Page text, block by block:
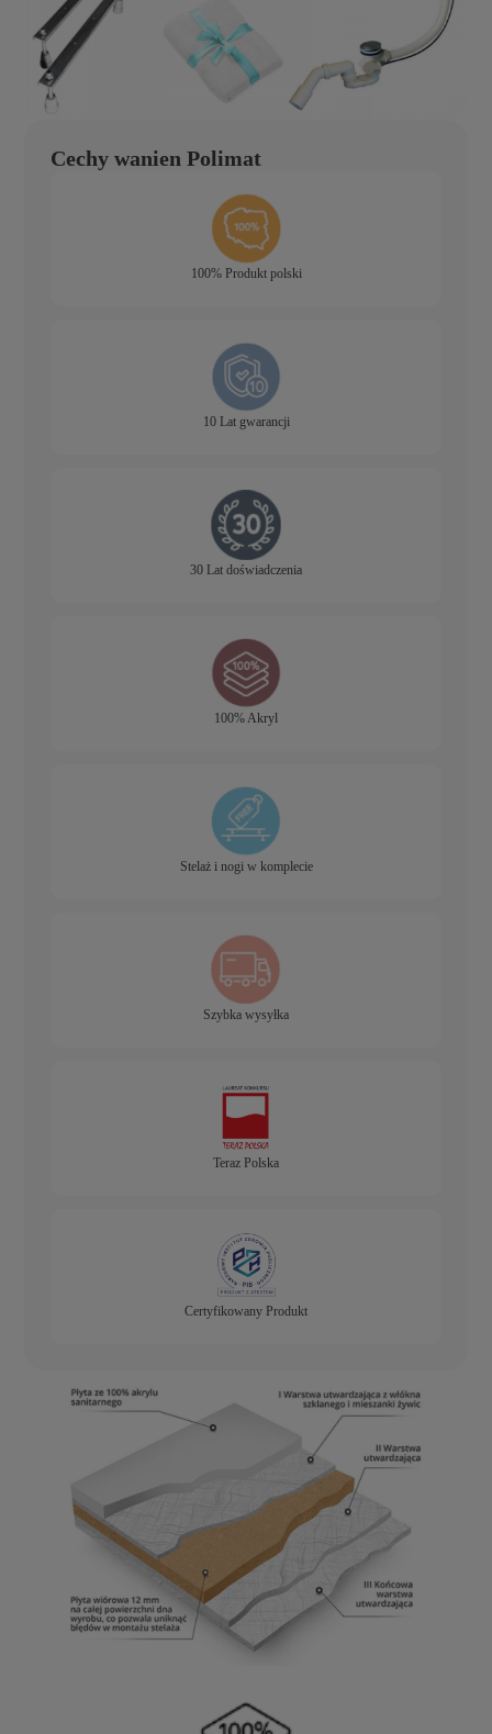
Cechy wanien Polimat
100% Produkt polski
10 Lat gwarancji
30 Lat doświadczenia
100% Akryl
Stelaż i nogi w komplecie
Szybka wysyłka
Teraz Polska
Certyfikowany Produkt